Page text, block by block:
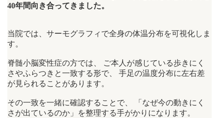
40年間向き合ってきました。
当院では、サーモグラフィで全身の体温分布を可視化しま
す。
脊髄小脳変性症の方では、 ご本人が感じている歩きにく
さやふらつきと一致する形で、 手足の温度分布に左右差
が見られることがあります。
その一致を一緒に確認することで、 「なぜ今の動きにく
さが出ているのか」を整理する手がかりになります。